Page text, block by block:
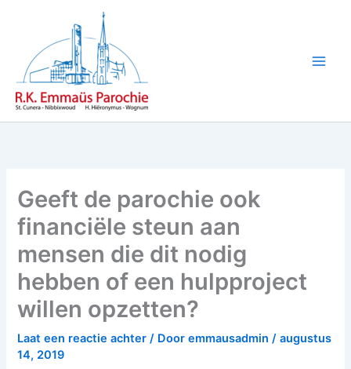
inhoud
Geeft de parochie ook
financiële steun aan
mensen die dit nodig
hebben of een hulpproject
willen opzetten?
Laat een reactie achter / Dooremmausadmin/augustus
14, 2019